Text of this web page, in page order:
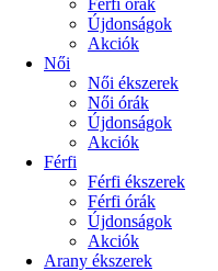
Férfi órák
Újdonságok
Akciók
Női
Női ékszerek
Női órák
Újdonságok
Akciók
Férfi
Férfi ékszerek
Férfi órák
Újdonságok
Akciók
Arany ékszerek